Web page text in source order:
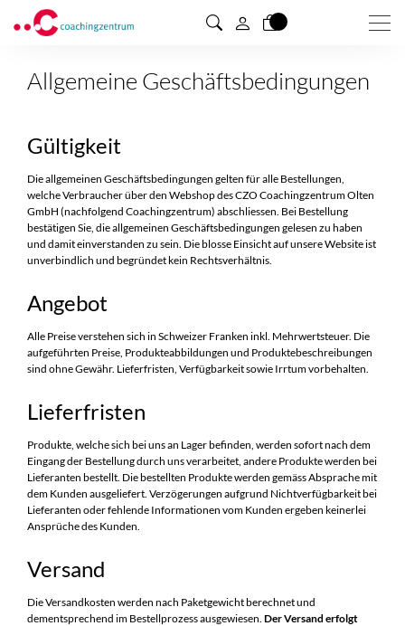
Allgemeine Geschäftsbedingungen
Gültigkeit
Die allgemeinen Geschäftsbedingungen gelten für alle Bestellungen,
welche Verbraucher über den Webshop desCZO Coachingzentrum Olten
GmbH (nachfolgend Coachingzentrum) abschliessen. Bei Bestellung
bestätigen Sie, die allgemeinen Geschäftsbedingungen gelesen zu haben
und damit einverstanden zu sein. Die blosse Einsicht auf unsere Website ist
unverbindlich und begründet kein Rechtsverhältnis.
Angebot
Alle Preise verstehen sich in Schweizer Franken inkl. Mehrwertsteuer. Die
aufgeführten Preise, Produkteabbildungen und Produktebeschreibungen
sind ohne Gewähr. Lieferfristen, Verfügbarkeit sowie Irrtum vorbehalten.
Lieferfristen
Produkte, welche sich bei uns an Lager befinden, werden sofort nach dem
Eingang der Bestellung durch uns verarbeitet, andere Produkte werden bei
Lieferanten bestellt. Die bestellten Produkte werden gemäss Absprache mit
dem Kunden ausgeliefert. Verzögerungen aufgrund Nichtverfügbarkeit bei
Lieferanten oder fehlende Informationen vom Kunden ergeben keinerlei
Ansprüche des Kunden.
Versand
Die Versandkosten werden nach Paketgewicht berechnet und
dementsprechend im Bestellprozess ausgewiesen. Der Versand erfolgt